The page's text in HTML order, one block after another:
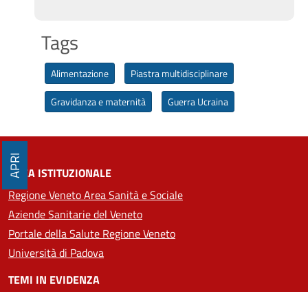
Tags
Alimentazione
Piastra multidisciplinare
Gravidanza e maternità
Guerra Ucraina
APRI
AREA ISTITUZIONALE
Regione Veneto Area Sanità e Sociale
Aziende Sanitarie del Veneto
Portale della Salute Regione Veneto
Università di Padova
TEMI IN EVIDENZA